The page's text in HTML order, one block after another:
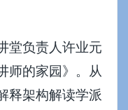
堂负责人许业元
师的家园》。从
释架构解读学派